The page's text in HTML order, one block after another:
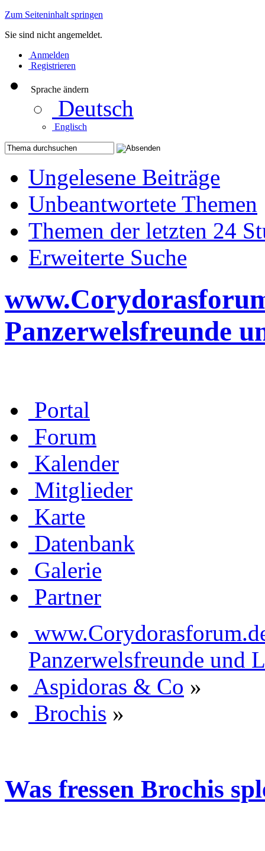
Zum Seiteninhalt springen
Sie sind nicht angemeldet.
Anmelden
Registrieren
Sprache ändern
Deutsch
Englisch
Ungelesene Beiträge
Unbeantwortete Themen
Themen der letzten 24
Erweiterte Suche
Panzerwelsfreunde
Portal
Forum
Kalender
Mitglieder
Karte
Datenbank
Galerie
Partner
Panzerwelsfreunde und
Aspidoras & Co »
Brochis »
Was fressen Brochis